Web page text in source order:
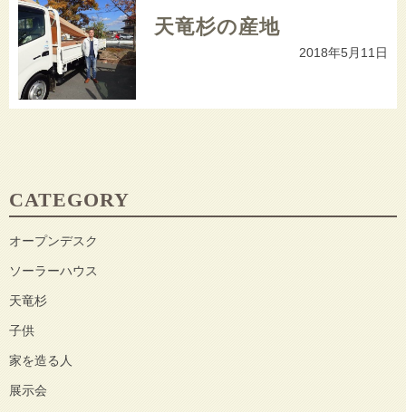
天竜杉の産地
2018年5月11日
CATEGORY
オープンデスク
ソーラーハウス
天竜杉
子供
家を造る人
展示会